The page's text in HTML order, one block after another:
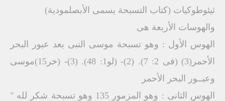
ثيئوطوكيات (كتاب التسبحة يسمى الأبصلمودية)
والهوسات الأربعة هى
الهوس الأول : وهو تسبحة موسى النبى بعد عبور البحر
الأحمر(3) (فى 2: 7). (2)- (لو1: 48). (3)- (خر15)موسى
وعبــور البحر الأحمر
الهوس الثانى : وهو المزمور 135 وهو تسبحة شكر لله "